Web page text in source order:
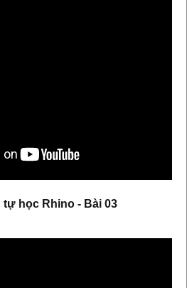
tự học Rhino - Bài 03